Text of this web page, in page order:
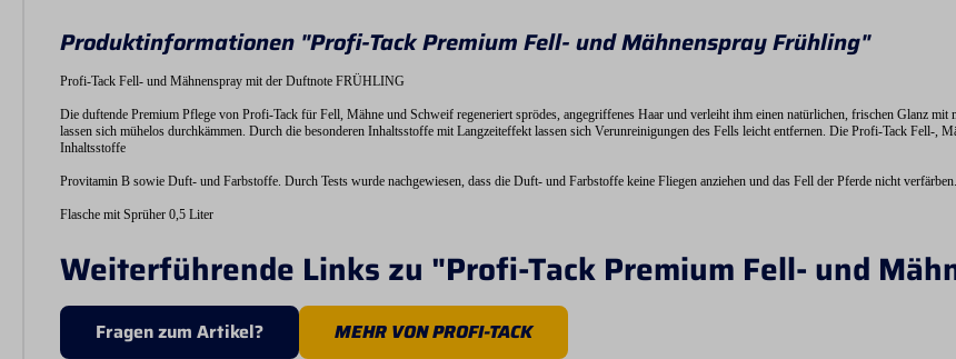
Produktinformationen "Profi-Tack Premium Fell- und Mähnenspray Frühling"
Profi-Tack Fell- und Mähnenspray mit der Duftnote FRÜHLING
Die duftende Premium Pflege von Profi-Tack für Fell, Mähne und Schweif regeneriert sprödes, angegriffenes Haar und verleiht ihm einen natürlichen, frischen Glanz
lassen sich mühelos durchkämmen. Durch die besonderen Inhaltsstoffe mit Langzeiteffekt lassen sich Verunreinigungen des Fells leicht entfernen. Die Profi-Tack Fell-,
Inhaltsstoffe
Provitamin B sowie Duft- und Farbstoffe. Durch Tests wurde nachgewiesen, dass die Duft- und Farbstoffe keine Fliegen anziehen und das Fell der Pferde nicht verfärben.
Flasche mit Sprüher 0,5 Liter
Weiterführende Links zu "Profi-Tack Premium Fell- und
Fragen zum Artikel? MEHR VON PROFI-TACK